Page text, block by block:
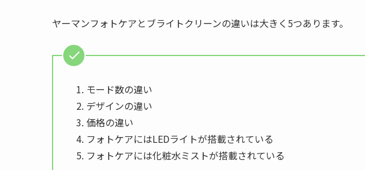
ヤーマンフォトケアとブライトクリーンの違いは大きく5つあります。
モード数の違い
デザインの違い
価格の違い
フォトケアにはLEDライトが搭載されている
フォトケアには化粧水ミストが搭載されている